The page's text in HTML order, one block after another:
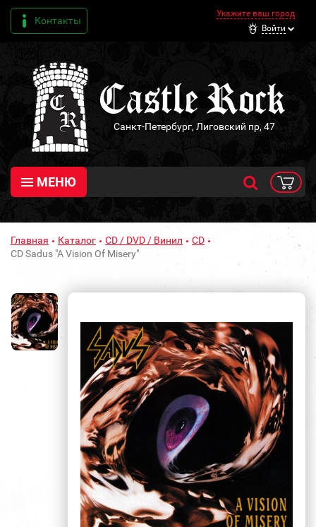
Контакты
Укажите ваш город
Войти
Санкт-Петербург, Лиговский пр, 47
МЕНЮ
Главная Каталог CD / DVD / Винил
CD
CD Sadus "A Vision Of Misery"